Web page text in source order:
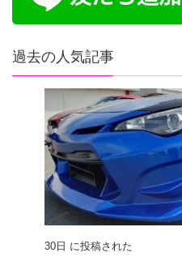
過去の人気記事
30日 に投稿された